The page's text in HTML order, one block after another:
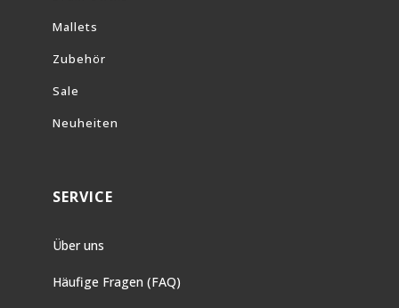
Mallets
Zubehör
Sale
Neuheiten
SERVICE
Über uns
Häufige Fragen (FAQ)